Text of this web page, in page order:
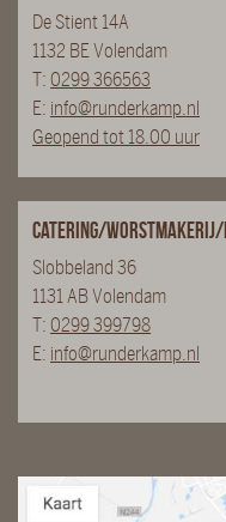
De Stient 14A
1132 BE Volendam
T: 0299 366563
E: info@runderkamp.nl
Geopend tot 18.00 uur
Catering/Worstmakerij/
Slobbeland 36
1131 AB Volendam
T: 0299 399798
E: info@runderkamp.nl